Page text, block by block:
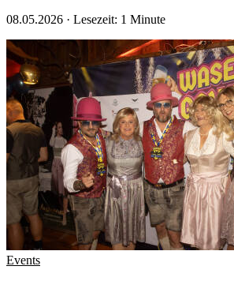
08.05.2026 · Lesezeit: 1 Minute
Events